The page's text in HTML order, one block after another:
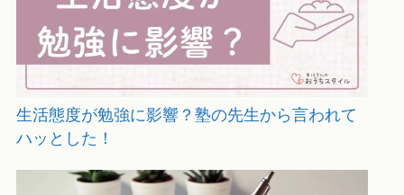
生活態度が勉強に影響？塾の先生から言われて
ハッとした！